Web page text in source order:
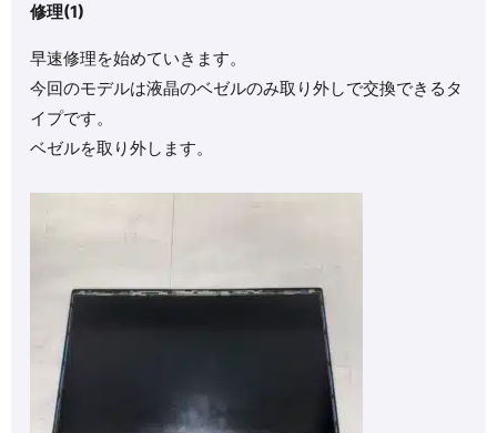
修理(1)
早速修理を始めていきます。
今回のモデルは液晶のベゼルのみ取り外しで交換できるタ
イプです。
ベゼルを取り外します。